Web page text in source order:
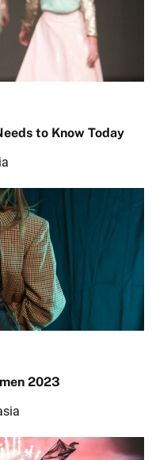
to Know Today
2023